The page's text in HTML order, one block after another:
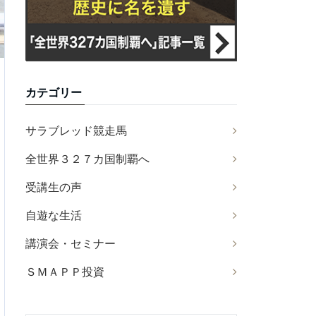
カテゴリー
サラブレッド競走馬
全世界３２７カ国制覇へ
受講生の声
自遊な生活
講演会・セミナー
ＳＭＡＰＰ投資